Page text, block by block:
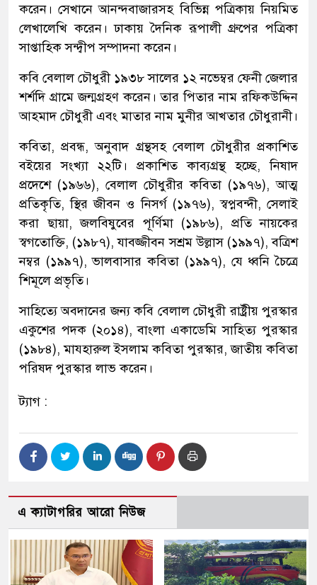
করেন। সেখানে আনন্দবাজারসহ বিভিন্ন পত্রিকায় নিয়মিত
লেখালেখি করেন। ঢাকায় দৈনিক রূপালী গ্রুপের পত্রিকা
সাপ্তাহিক সন্দ্বীপ সম্পাদনা করেন।
কবি বেলাল চৌধুরী ১৯৩৮ সালের ১২ নভেম্বর ফেনী জেলার
শর্শদি গ্রামে জন্মগ্রহণ করেন। তার পিতার নাম রফিকউদ্দিন
আহমাদ চৌধুরী এবং মাতার নাম মুনীর আখতার চৌধুরানী।
কবিতা, প্রবন্ধ, অনুবাদ গ্রন্থসহ বেলাল চৌধুরীর প্রকাশিত
বইয়ের সংখ্যা ২২টি। প্রকাশিত কাব্যগ্রন্থ হচ্ছে, নিষাদ
প্রদেশে (১৯৬৬), বেলাল চৌধুরীর কবিতা (১৯৭৬), আত্ম
প্রতিকৃতি, স্থির জীবন ও নিসর্গ (১৯৭৬), স্বপ্নবন্দী, সেলাই
করা ছায়া, জলবিষুবের পূর্ণিমা (১৯৮৬), প্রতি নায়কের
স্বগতোক্তি, (১৯৮৭), যাবজ্জীবন সশ্রম উল্লাস (১৯৯৭), বত্রিশ
নম্বর (১৯৯৭), ভালবাসার কবিতা (১৯৯৭), যে ধ্বনি চৈত্রে
শিমূলে প্রভৃতি।
সাহিত্যে অবদানের জন্য কবি বেলাল চৌধুরী রাষ্ট্রীয় পুরস্কার
একুশের পদক (২০১৪), বাংলা একাডেমি সাহিত্য পুরস্কার
(১৯৮৪), মাযহারুল ইসলাম কবিতা পুরস্কার, জাতীয় কবিতা
পরিষদ পুরস্কার লাভ করেন।
ট্যাগ :
এ ক্যাটাগরির আরো নিউজ